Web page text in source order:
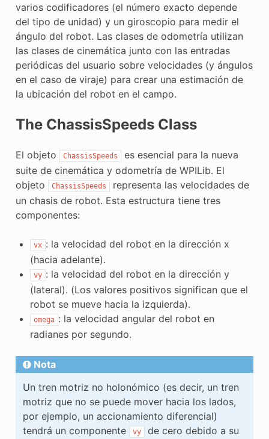
varios codificadores (el número exacto depende
del tipo de unidad) y un giroscopio para medir el
ángulo del robot. Las clases de odometría utilizan
las clases de cinemática junto con las entradas
periódicas del usuario sobre velocidades (y ángulos
en el caso de viraje) para crear una estimación de
la ubicación del robot en el campo.
The ChassisSpeeds Class
El objeto ChassisSpeeds
es esencial para la nueva
suite de cinemática y odometría de WPILib. El
objeto
ChassisSpeeds
representa las velocidades de
un chasis de robot. Esta estructura tiene tres
componentes:
vx : la velocidad del robot en la dirección x
(hacia adelante).
vy : la velocidad del robot en la dirección y
(lateral). (Los valores positivos significan que el
robot se mueve hacia la izquierda).
omega : la velocidad angular del robot en
radianes por segundo.
Nota
Un tren motriz no holonómico (es decir, un tren
motriz que no se puede mover hacia los lados,
por ejemplo, un accionamiento diferencial)
tendrá un componente
vy
de cero debido a su